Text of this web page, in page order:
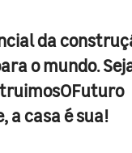
da
o mundo.
a casa é sua!